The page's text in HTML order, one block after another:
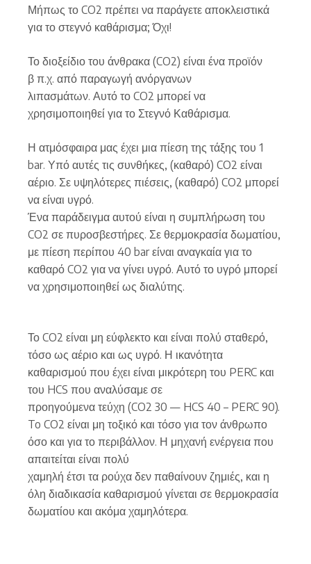
Μήπως το CO2 πρέπει να παράγετε αποκλειστικά
για το στεγνό καθάρισμα; Όχι!
Το διοξείδιο του άνθρακα (CO2) είναι ένα προϊόν
β π.χ. από παραγωγή ανόργανων
λιπασμάτων. Αυτό το CO2 μπορεί να
χρησιμοποιηθεί για το Στεγνό Καθάρισμα.
Η ατμόσφαιρα μας έχει μια πίεση της τάξης του 1
bar. Υπό αυτές τις συνθήκες, (καθαρό) CO2 είναι
αέριο. Σε υψηλότερες πιέσεις, (καθαρό) CO2 μπορεί
να είναι υγρό.
Ένα παράδειγμα αυτού είναι η συμπλήρωση του
CO2 σε πυροσβεστήρες. Σε θερμοκρασία δωματίου,
με πίεση περίπου 40 bar είναι αναγκαία για το
καθαρό CO2 για να γίνει υγρό. Αυτό το υγρό μπορεί
να χρησιμοποιηθεί ως διαλύτης.
Το CO2 είναι μη εύφλεκτο και είναι πολύ σταθερό,
τόσο ως αέριο και ως υγρό. Η ικανότητα
καθαρισμού που έχει είναι μικρότερη του PERC και
του HCS που αναλύσαμε σε
προηγούμενα τεύχη (CO2 30 — HCS 40 – PERC 90).
To CO2 είναι μη τοξικό και τόσο για τον άνθρωπο
όσο και για το περιβάλλον. Η μηχανή ενέργεια που
απαιτείται είναι πολύ
χαμηλή έτσι τα ρούχα δεν παθαίνουν ζημιές, και η
όλη διαδικασία καθαρισμού γίνεται σε θερμοκρασία
δωματίου και ακόμα χαμηλότερα.